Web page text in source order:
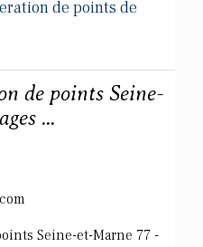
de points de
de points Seine-
...
Seine-et-Marne 77 -